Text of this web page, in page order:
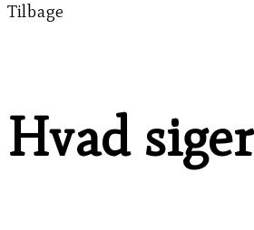
Tilbage
Hvad siger